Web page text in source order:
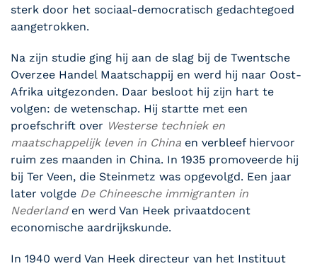
sterk door het sociaal-democratisch gedachtegoed
aangetrokken.
Na zijn studie ging hij aan de slag bij de Twentsche
Overzee Handel Maatschappij en werd hij naar Oost-
Afrika uitgezonden. Daar besloot hij zijn hart te
volgen: de wetenschap. Hij startte met een
proefschrift over Westerse techniek en
maatschappelijk leven in China en verbleef hiervoor
ruim zes maanden in China. In 1935 promoveerde hij
bij Ter Veen, die Steinmetz was opgevolgd. Een jaar
later volgde De Chineesche immigranten in
Nederlanden werd Van Heek privaatdocent
economische aardrijkskunde.
In 1940 werd Van Heek directeur van het Instituut